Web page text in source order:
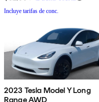
Incluye tarifas de conc.
2023 Tesla Model Y Long
Range AWD